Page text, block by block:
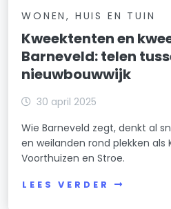
WONEN, HUIS EN TUIN
Kweektenten en
Barneveld: telen
nieuwbouwwijk
30 april 2025
Wie Barneveld zegt, denkt al
en weilanden rond plekken als
Voorthuizen en Stroe.
LEES VERDER